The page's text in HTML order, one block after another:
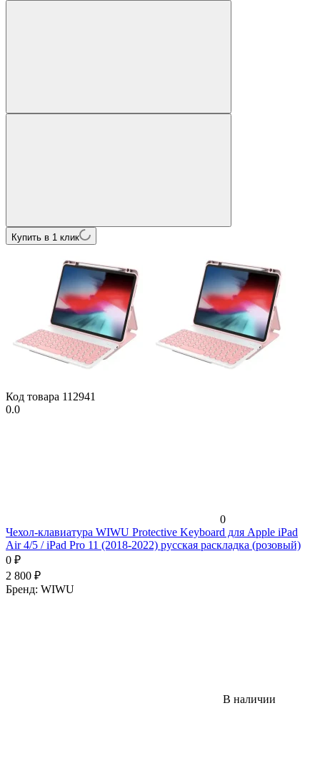
Купить в 1 клик
Код товара 112941
0.0
0
Чехол-клавиатура WIWU Protective Keyboard для Apple iPad
Air 4/5 / iPad Pro 11 (2018-2022) русская раскладка (розовый)
0 ₽
2 800 ₽
Бренд: WIWU
В наличии